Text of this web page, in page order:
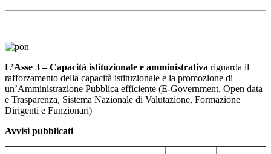
L’Asse 3 – Capacità istituzionale e amministrativa riguarda il
rafforzamento della capacità istituzionale e la promozione di
un’Amministrazione Pubblica efficiente (E-Government, Open data
e Trasparenza, Sistema Nazionale di Valutazione, Formazione
Dirigenti e Funzionari)
Avvisi pubblicati